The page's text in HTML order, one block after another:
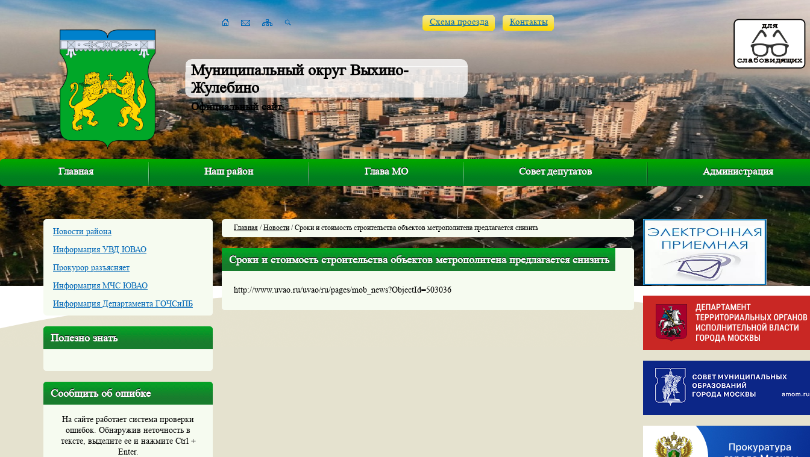
Муниципальный округ Выхино-
Жулебино
Официальный сайт
Схема проезда Контакты
Главная Наш район Глава МО Совет депутатов Администрация
Новости района
Информация УВД ЮВАО
Прокурор разъясняет
Информация МЧС ЮВАО
Информация Департамента ГОЧСиПБ
Полезно знать
Сообщить об ошибке
На сайте работает система проверки
ошибок. Обнаружив неточность в
тексте, выделите ее и нажмите Ctrl +
Enter.
Главная /Новости/ Сроки и стоимость строительства объектов метрополитена предлагается снизить
Сроки и стоимость строительства объектов метрополитена предлагается снизить
http://www.uvao.ru/uvao/ru/pages/mob_news?ObjectId=503036